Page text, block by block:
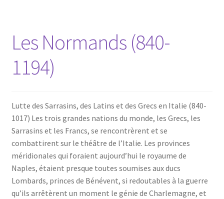
Les Normands (840-
1194)
Lutte des Sarrasins, des Latins et des Grecs en Italie (840-
1017) Les trois grandes nations du monde, les Grecs, les
Sarrasins et les Francs, se rencontrèrent et se
combattirent sur le théâtre de l’Italie. Les provinces
méridionales qui foraient aujourd’hui le royaume de
Naples, étaient presque toutes soumises aux ducs
Lombards, princes de Bénévent, si redoutables à la guerre
qu’ils arrêtèrent un moment le génie de Charlemagne, et